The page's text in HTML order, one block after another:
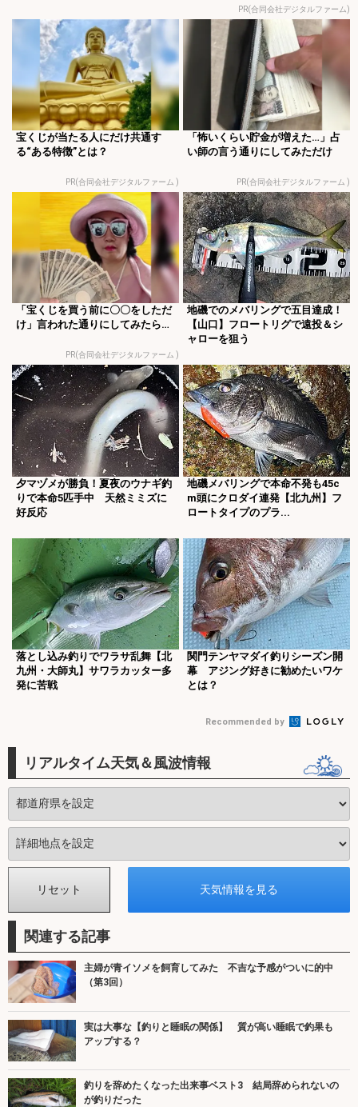
PR(合同会社デジタルファーム)
宝くじが当たる人にだけ共通す
る“ある特徴”とは？
PR(合同会社デジタルファーム )
「怖いくらい貯金が増えた…」占
い師の言う通りにしてみただけ
PR(合同会社デジタルファーム )
「宝くじを買う前に〇〇をしただ
け」言われた通りにしてみたら…
PR(合同会社デジタルファーム )
地磯でのメバリングで五目達成！
【山口】フロートリグで遠投＆シ
ャローを狙う
夕マヅメが勝負！夏夜のウナギ釣
りで本命5匹手中 天然ミミズに
好反応
地磯メバリングで本命不発も45c
m頭にクロダイ連発【北九州】フ
ロートタイプのプラ...
落とし込み釣りでワラサ乱舞【北
九州・大師丸】サワラカッター多
発に苦戦
関門テンヤマダイ釣りシーズン開
幕 アジング好きに勧めたいワケ
とは？
Recommended by
リアルタイム天気＆風波情報
関連する記事
主婦が青イソメを飼育してみた 不吉な予感がついに的中
（第3回）
実は大事な【釣りと睡眠の関係】 質が高い睡眠で釣果も
アップする？
釣りを辞めたくなった出来事ベスト3 結局辞められないの
が釣りだった